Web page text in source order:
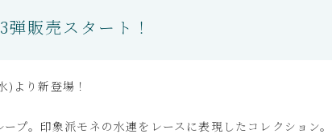
販売スタート！
より新登場！
プ。印象派モネの水連をレースに表現したコレクション。